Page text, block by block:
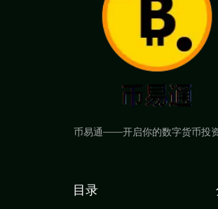
币易通——开启你的数字货币投
目录